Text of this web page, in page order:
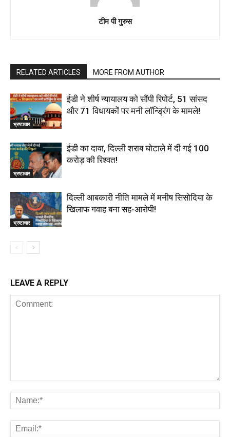
टीम पी गुरुस
RELATED ARTICLES MORE FROM AUTHOR
भ्रष्टाचार
ईडी ने शीर्ष न्यायालय को सौंपी रिपोर्ट, 51 सांसद
और 71 विधायकों पर मनी लॉन्ड्रिंग के मामले!
भ्रष्टाचार
ईडी का दावा, दिल्ली शराब घोटाले में दी गई ₹100
करोड़ की रिश्वत!
भ्रष्टाचार
दिल्‍ली आबकारी नीति मामले में मनीष सिसोदिया के
खिलाफ गवाह बना सह-आरोपी!
LEAVE A REPLY